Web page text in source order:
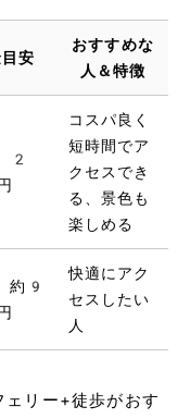
安
おすすめな
人＆特徴
2
コスパ良く
短時間でア
クセスでき
る、景色も
楽しめる
約9
快適にアク
セスしたい
人
リー+徒歩がおす